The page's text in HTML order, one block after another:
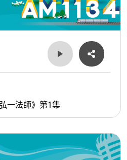
一法師》第1集